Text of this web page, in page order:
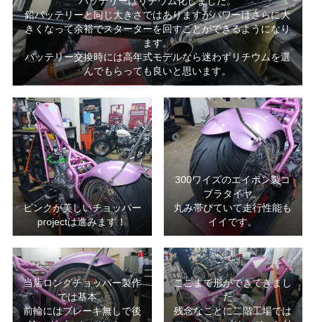
鉛バッテリーと同じ大きさではありますがパワーはさらに大
きくなって余裕でスターターを回すことができるようになり
ます。
バッテリー交換時には高年式モデルなら迷わずリチウムを選
んでもらっても良いと思います。
ピンクが美しいチョッパー
projectは進みます！
300ワイズのエイボン製コ
ブラタイヤ。
丸み帯びていて走行性能も
イイです。
当店ロングチョッパー製作
では基本。
前輪にはブレーキ無しで後
ここまで形ができてきまし
た。
残念なことに二階工場では